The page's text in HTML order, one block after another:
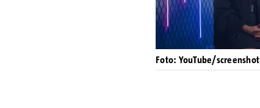
Foto: YouTube/screenshot